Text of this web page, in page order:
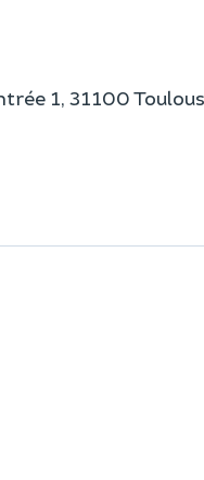
1, 31100